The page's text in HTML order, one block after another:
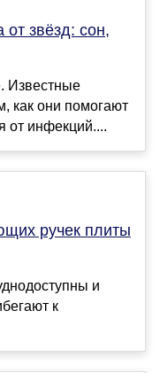
от звёзд: сон,
Известные
как они помогают
от инфекций....
ручек плиты
и
к